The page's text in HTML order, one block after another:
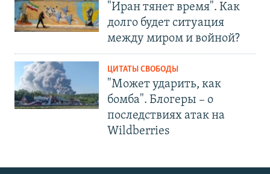
"Иран тянет время". Как
долго будет ситуация
между миром и войной?
ЦИТАТЫ СВОБОДЫ
"Может ударить, как
бомба". Блогеры – о
последствиях атак на
Wildberries